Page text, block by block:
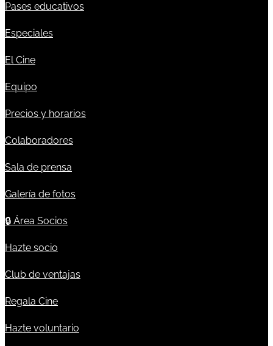
Pases educativos
Especiales
El Cine
Equipo
Precios y horarios
Colaboradores
Sala de prensa
Galería de fotos
🔒 Área Socios
Hazte socio
Club de ventajas
Regala Cine
Hazte voluntario